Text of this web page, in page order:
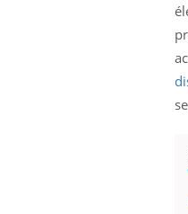
Eczéma
Il y a des
d'autres
questions